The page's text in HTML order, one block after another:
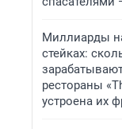
Миллиарды
стейках:
рестораны
устроена их